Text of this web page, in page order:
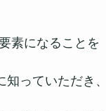
素になることを
っていただき、